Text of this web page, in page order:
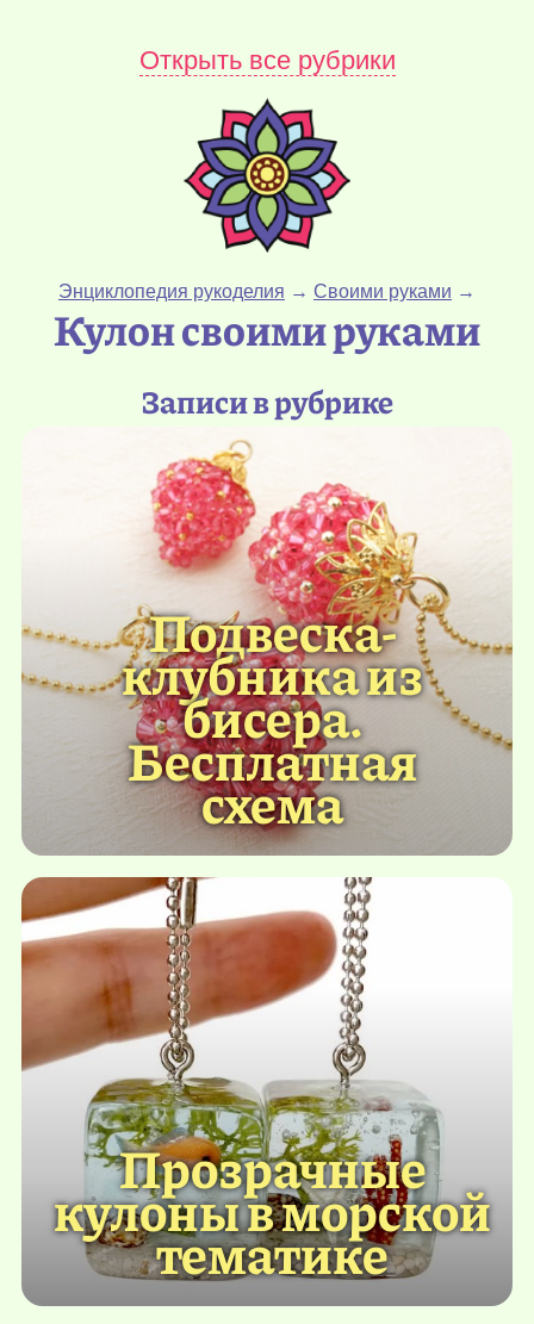
Открыть все рубрики
Энциклопедия рукоделия → Своими руками →
Кулон своими руками
Записи в рубрике
Подвеска-
клубника из
бисера.
Бесплатная
схема
Прозрачные
кулоны в морской
тематике